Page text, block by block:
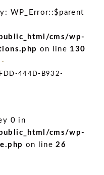
WP_Error::$parent
cms/wp-
on line 130
444D-B932-
0 in
cms/wp-
on line26